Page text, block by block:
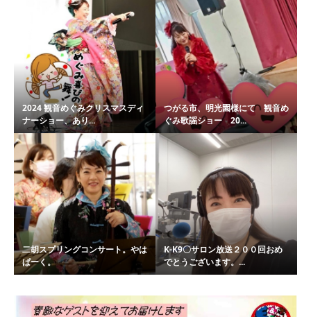
2024 観音めぐみクリスマスディ
ナーショー、あり...
つがる市、明光園様にて 観音め
ぐみ歌謡ショー 20...
二胡スプリングコンサート。やは
ぱーく。
K-K9〇サロン放送２００回おめ
でとうございます。...